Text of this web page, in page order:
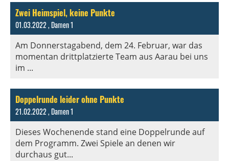
Zwei Heimspiel, keine Punkte
01.03.2022, Damen 1
Am Donnerstagabend, dem 24. Februar, war das
momentan drittplatzierte Team aus Aarau bei uns
im ...
Doppelrunde leider ohne Punkte
21.02.2022, Damen 1
Dieses Wochenende stand eine Doppelrunde auf
dem Programm. Zwei Spiele an denen wir
durchaus gut...